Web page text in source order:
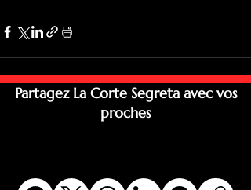
Partagez La Corte Segreta avec vos
proches